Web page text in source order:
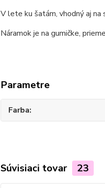
V lete ku šatám, vhodný aj na
Náramok je na gumičke,
Parametre
Farba
Súvisiaci tovar 23